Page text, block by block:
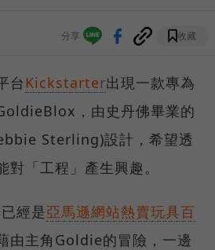
分享 收藏
台Kickstarter出現一款專為
，由史丹佛畢業的
Sterling)設計，希望透
「工程」產生興趣。
經是亞馬遜網站熱賣玩具百
由主角Goldie的冒險，一邊